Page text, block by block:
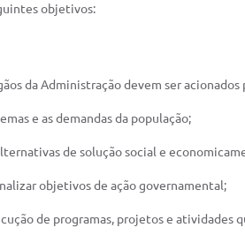
objetivos:
da Administração devem ser
e as demandas da população;
de solução social e
objetivos de ação governamental;
de programas, projetos e atividades